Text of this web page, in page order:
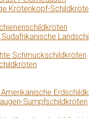
Krötenkopf-
Schmuckschildkröten
Sumpfschildkröten